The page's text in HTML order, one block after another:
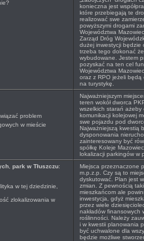
konieczna jest
które przebiegają te
realizować swe
powyższymi drogami
Województwa
Zarząd Dróg
dużej inwestycji będzie
trzeba tego dokonać
wybudowane. Jestem
pozyskać na ten cel
Województwa
oraz z RPO jeżeli będą
na turystykę.
problem
w mieście
Najważniejszym
teren wokół dworca
wszelkich starań ażeby
komunikacji kolejowej
swe pojazdu pod
Najważniejszą kwestią
dysponowania
zainteresowany być
spółkę Koleje
lokalizacji parkingów w
, park w Tłuszczu:
w tej dziedzinie,
zlokalizowania w
Miejsca przeznaczone
m.p.z.p. Czy są to
dyskutować. Plan jest
zmian. Z pewnością
mieszkańcom ale
inwestycja, gdyż
przez wiele
nakładów finansowych
roślinności. Należy
i w kwestii planowania
być uchwalone dla
będzie możliwe